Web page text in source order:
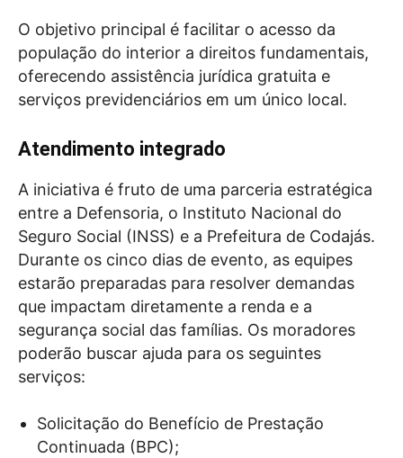
O objetivo principal é facilitar o acesso da
população do interior a direitos fundamentais,
oferecendo assistência jurídica gratuita e
serviços previdenciários em um único local.
Atendimento integrado
A iniciativa é fruto de uma parceria estratégica
entre a Defensoria, o Instituto Nacional do
Seguro Social (INSS) e a Prefeitura de Codajás.
Durante os cinco dias de evento, as equipes
estarão preparadas para resolver demandas
que impactam diretamente a renda e a
segurança social das famílias. Os moradores
poderão buscar ajuda para os seguintes
serviços:
Solicitação do Benefício de Prestação
Continuada (BPC);